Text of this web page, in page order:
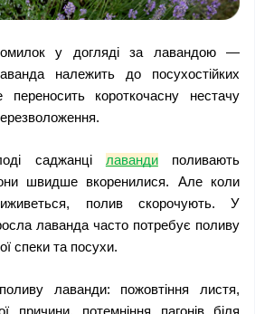
у догляді за лавандою —
належить до посухостійких
короткочасну нестачу
саджанці лаванди поливають
швидше вкоренилися. Але коли
полив скорочують. У
лаванда часто потребує поливу
спеки та посухи.
лаванди: пожовтіння листя,